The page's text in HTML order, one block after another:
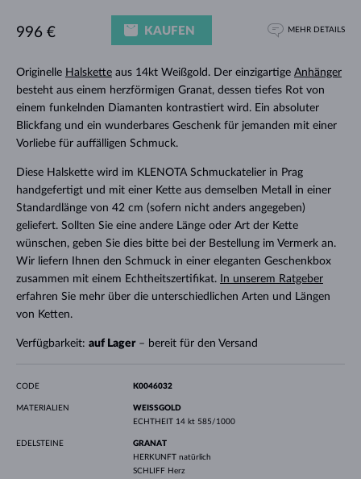
Originelle Halsketteaus 14kt Weißgold. Der einzigartige Anhänger
besteht aus einem herzförmigen Granat, dessen tiefes Rot von
einem funkelnden Diamanten kontrastiert wird. Ein absoluter
Blickfang und ein wunderbares Geschenk für jemanden mit einer
Vorliebe für auffälligen Schmuck.
Diese Halskette wird im KLENOTA Schmuckatelier in Prag
handgefertigt und mit einer Kette aus demselben Metall in einer
Standardlänge von 42 cm (sofern nicht anders angegeben)
geliefert. Sollten Sie eine andere Länge oder Art der Kette
wünschen, geben Sie dies bitte bei der Bestellung im Vermerk an.
Wir liefern Ihnen den Schmuck in einer eleganten Geschenkbox
zusammen mit einem Echtheitszertifikat.
In unserem Ratgeber
erfahren Sie mehr über die unterschiedlichen Arten und Längen
von Ketten.
Verfügbarkeit: auf Lager– bereit für den Versand
996 € KAUFEN MEHR DETAILS
CODE K0046032
MATERIALIEN
WEISSGOLD
ECHTHEIT 14 kt 585/1000
EDELSTEINE
GRANAT
HERKUNFT natürlich
SCHLIFF Herz